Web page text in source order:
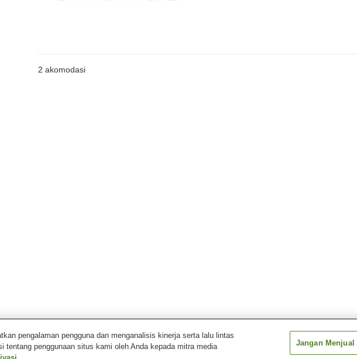
2 akomodasi
pengalaman pengguna dan menganalisis kinerja serta lalu lintas
penggunaan situs kami oleh Anda kepada mitra media
Jangan